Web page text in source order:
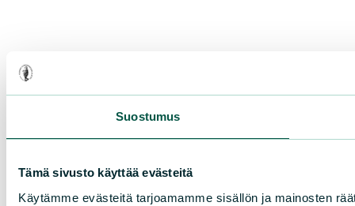
Suostumus
Tämä sivusto käyttää evästeitä
Käytämme evästeitä tarjoamamme sisällön ja mainosten